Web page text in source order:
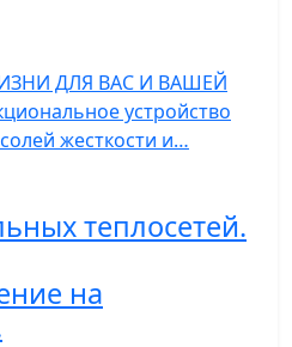
ДЛЯ ВАС И ВАШЕЙ
устройство
жесткости и…
теплосетей.
на